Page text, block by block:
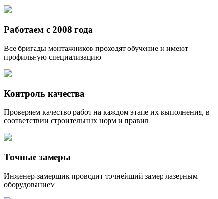
Работаем с 2008 года
Все бригады монтажников проходят обучение и имеют
профильную специализацию
Контроль качества
Проверяем качество работ на каждом этапе их выполнения, в
соответствии строительных норм и правил
Точные замеры
Инженер-замерщик проводит точнейший замер лазерным
оборудованием